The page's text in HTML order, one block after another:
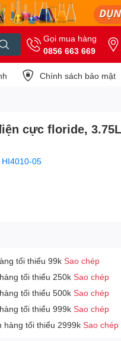
Gọi mua hàng
0856 663 669
Chính sách bảo mật
cực floride, 3.75L
HI4010-05
tối thiểu 99kSao chép
tối thiểu 250kSao chép
tối thiểu 500kSao chép
tối thiểu 999kSao chép
hàng tối thiểu 2999kSao chép